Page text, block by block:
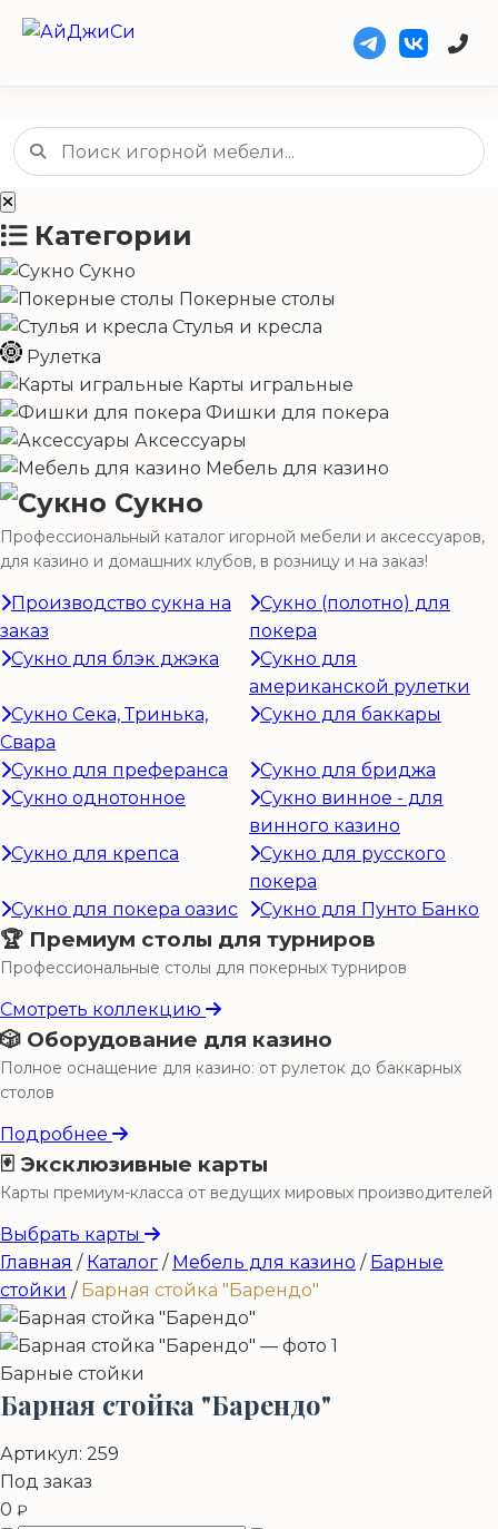
Категории
Сукно
Покерные столы
Стулья и кресла
Рулетка
Карты игральные
Фишки для покера
Аксессуары
Мебель для казино
Сукно
Профессиональный каталог игорной мебели и аксессуаров,
для казино и домашних клубов, в розницу и на заказ!
Производство сукна на
заказ
Сукно (полотно) для
покера
Сукно для блэк джэка
Сукно для
американской рулетки
Сукно Сека, Тринька,
Свара
Сукно для баккары
Сукно для преферанса
Сукно для бриджа
Сукно однотонное
Сукно винное - для
винного казино
Сукно для крепса
Сукно для русского
покера
Сукно для покера оазис
Сукно для Пунто Банко
🏆 Премиум столы для турниров
Профессиональные столы для покерных турниров
Смотреть коллекцию
🎲 Оборудование для казино
Полное оснащение для казино: от рулеток до баккарных
столов
Подробнее
🃏 Эксклюзивные карты
Карты премиум-класса от ведущих мировых производителей
Выбрать карты
Главная / Каталог / Мебель для казино / Барные
стойки / Барная стойка "Барендо"
Барные стойки
Барная стойка "Барендо"
Артикул: 259
Под заказ
0 ₽